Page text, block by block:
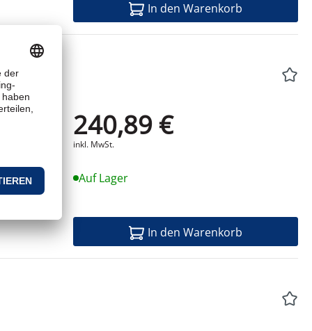
In den Warenkorb
240,89 €
inkl. MwSt.
Auf Lager
In den Warenkorb